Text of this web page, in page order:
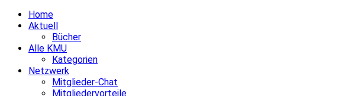
Home
Aktuell
Bücher
Alle KMU
Kategorien
Netzwerk
Mitglieder-Chat
Mitgliedervorteile